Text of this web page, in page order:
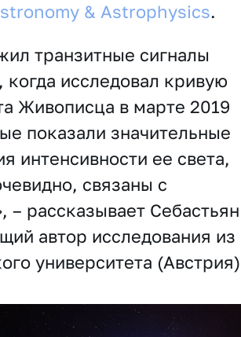
& Astrophysics.
транзитные сигналы
когда исследовал кривую
Живописца в марте 2019
показали значительные
интенсивности ее света,
связаны с
– рассказывает Себастьян
автор исследования из
университета